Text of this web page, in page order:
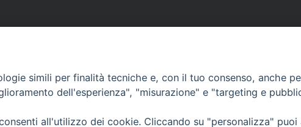
Ufficio Comunicazioni sociali
simili per finalità tecniche e, con il tuo consenso, anche
dell'esperienza", "misurazione" e "targeting e
all'utilizzo dei cookie. Cliccando su "personalizza"